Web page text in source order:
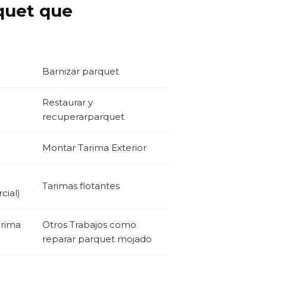
que
Barnizar parquet
Restaurar y
recuperarparquet
Montar Tarima Exterior
Tarimas flotantes
Otros Trabajos como
reparar parquet mojado